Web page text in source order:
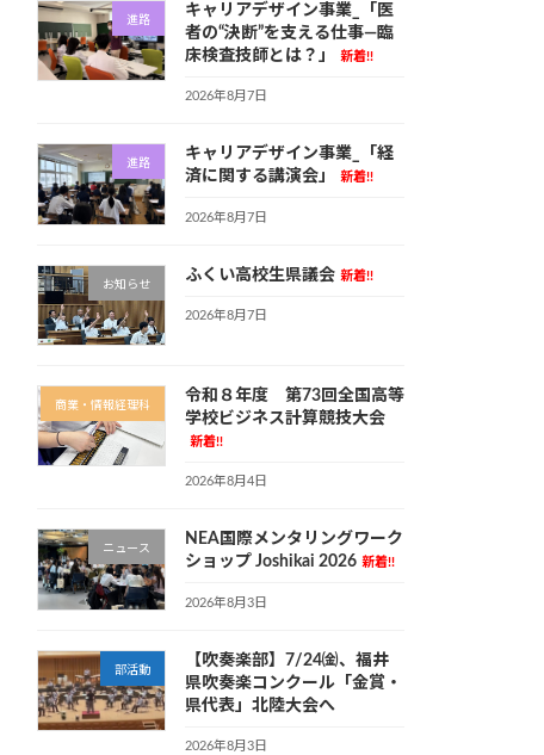
進路
キャリアデザイン事業_「医
者の“決断”を支える仕事—臨
床検査技師とは？」
新着!!
2026年8月7日
進路
キャリアデザイン事業_「経
済に関する講演会」
新着!!
2026年8月7日
お知らせ
ふくい高校生県議会 新着!!
2026年8月7日
商業・情報経理科
令和８年度 第73回全国高等
学校ビジネス計算競技大会
新着!!
2026年8月4日
ニュース
NEA国際メンタリングワーク
ショップ Joshikai 2026 新着!!
2026年8月3日
部活動
【吹奏楽部】7/24㈮、福井
県吹奏楽コンクール「金賞・
県代表」北陸大会へ
2026年8月3日